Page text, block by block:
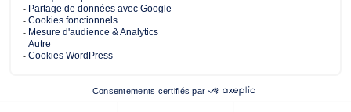
Copyright © 2026 Alliance Protection des Données Personnelles